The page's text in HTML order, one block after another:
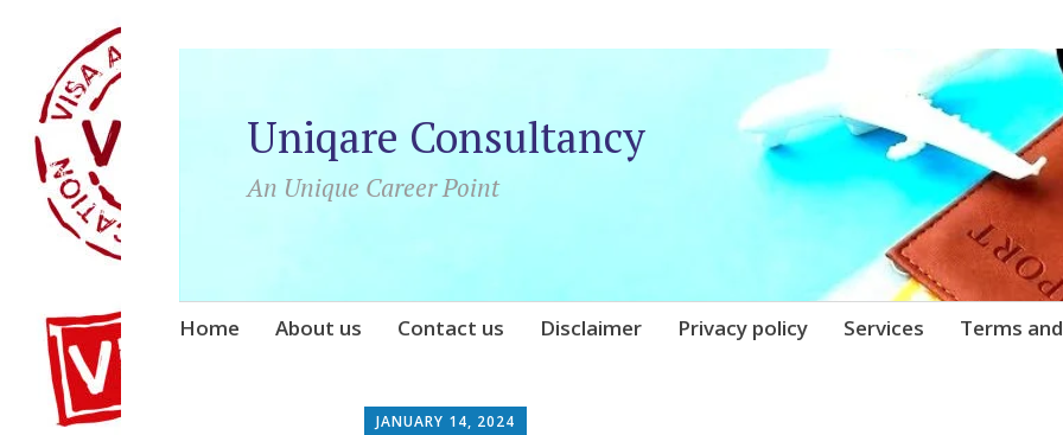
Uniqare Consultancy
An Unique Career Point
Skip
Home About us Contact us Disclaimer Privacy policy Services Terms
JANUARY 14, 2024